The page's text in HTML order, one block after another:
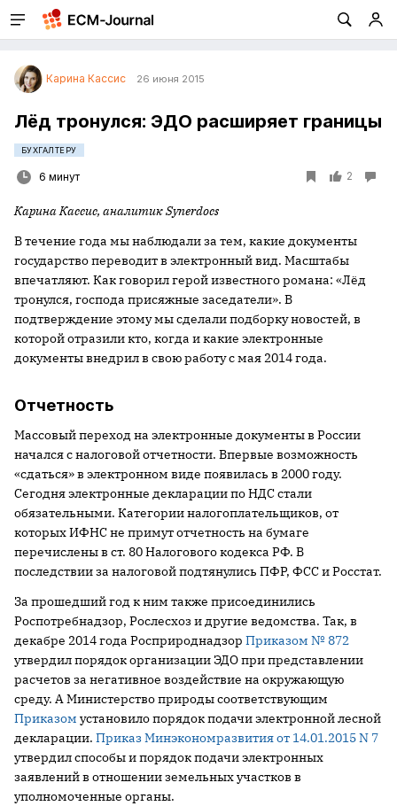
Карина Кассис 26 июня 2015
Лёд тронулся: ЭДО расширяет границы
БУХГАЛТЕРУ
6 минут 2
Карина Кассис, аналитикSynerdocs
В течение года мы наблюдали за тем, какие документы
государство переводит в электронный вид. Масштабы
впечатляют. Как говорил герой известного романа: «Лёд
тронулся, господа присяжные заседатели». В
подтверждение этому мы сделали подборку новостей, в
которой отразили кто, когда и какие электронные
документы внедрил в свою работу с мая 2014 года.
Отчетность
Массовый переход на электронные документы в России
начался с налоговой отчетности. Впервые возможность
«сдаться» в электронном виде появилась в 2000 году.
Сегодня электронные декларации по НДС стали
обязательными. Категории налогоплательщиков, от
которых ИФНС не примут отчетность на бумаге
перечислены в ст. 80 Налогового кодекса РФ. В
последствии за налоговой подтянулись ПФР, ФСС и Росстат.
За прошедший год к ним также присоединились
Роспотребнадзор, Рослесхоз и другие ведомства. Так, в
декабре 2014 года Росприроднадзор Приказом № 872
утвердил порядок организации ЭДО при представлении
расчетов за негативное воздействие на окружающую
среду. А Министерство природы соответствующим
Приказом установило порядок подачи электронной лесной
декларации. Приказ Минэкономразвития от 14.01.2015 N 7
утвердил способы и порядок подачи электронных
заявлений в отношении земельных участков в
уполномоченные органы.